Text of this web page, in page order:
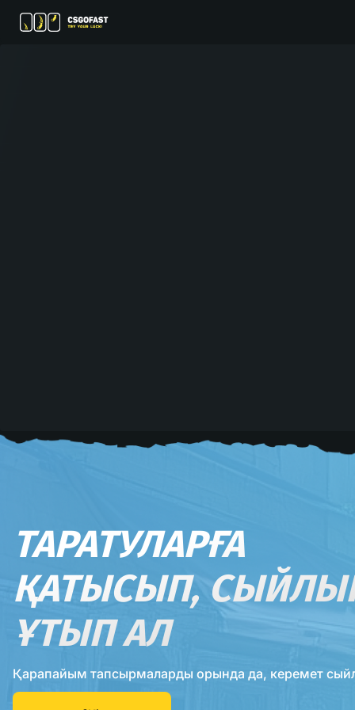
ТАРАТУЛАРҒА
ҚАТЫСЫП,
ҰТЫП АЛ
Қарапайым тапсырмаларды орында да, керемет